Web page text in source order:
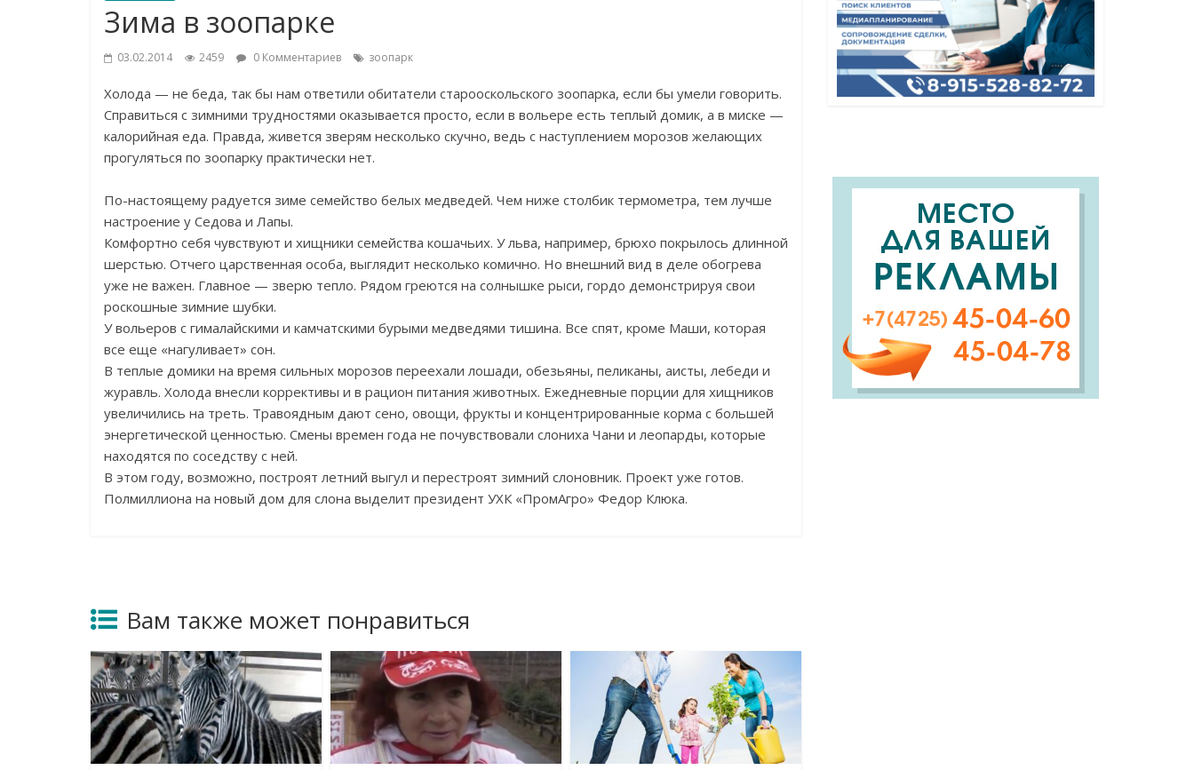
Зима в зоопарке
03.02.2014 2459 0 Комментариев зоопарк
Холода — не беда, так бы нам ответили обитатели старооскольского зоопарка, если бы умели говорить.
Справиться с зимними трудностями оказывается просто, если в вольере есть теплый домик, а в миске —
калорийная еда. Правда, живется зверям несколько скучно, ведь с наступлением морозов желающих
прогуляться по зоопарку практически нет.
По-настоящему радуется зиме семейство белых медведей. Чем ниже столбик термометра, тем лучше
настроение у Седова и Лапы.
Комфортно себя чувствуют и хищники семейства кошачьих. У льва, например, брюхо покрылось длинной
шерстью. Отчего царственная особа, выглядит несколько комично. Но внешний вид в деле обогрева
уже не важен. Главное — зверю тепло. Рядом греются на солнышке рыси, гордо демонстрируя свои
роскошные зимние шубки.
У вольеров с гималайскими и камчатскими бурыми медведями тишина. Все спят, кроме Маши, которая
все еще «нагуливает» сон.
В теплые домики на время сильных морозов переехали лошади, обезьяны, пеликаны, аисты, лебеди и
журавль. Холода внесли коррективы и в рацион питания животных. Ежедневные порции для хищников
увеличились на треть. Травоядным дают сено, овощи, фрукты и концентрированные корма с большей
энергетической ценностью. Смены времен года не почувствовали слониха Чани и леопарды, которые
находятся по соседству с ней.
В этом году, возможно, построят летний выгул и перестроят зимний слоновник. Проект уже готов.
Полмиллиона на новый дом для слона выделит президент УХК «ПромАгро» Федор Клюка.
Вам также может понравиться